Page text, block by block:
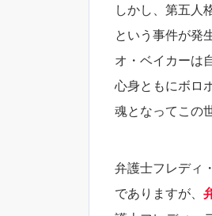
しかし、第五人
という事件が発
オ・ベイカーは
心身ともにボロ
魂となってこの
弁護士フレディ
でありますが、